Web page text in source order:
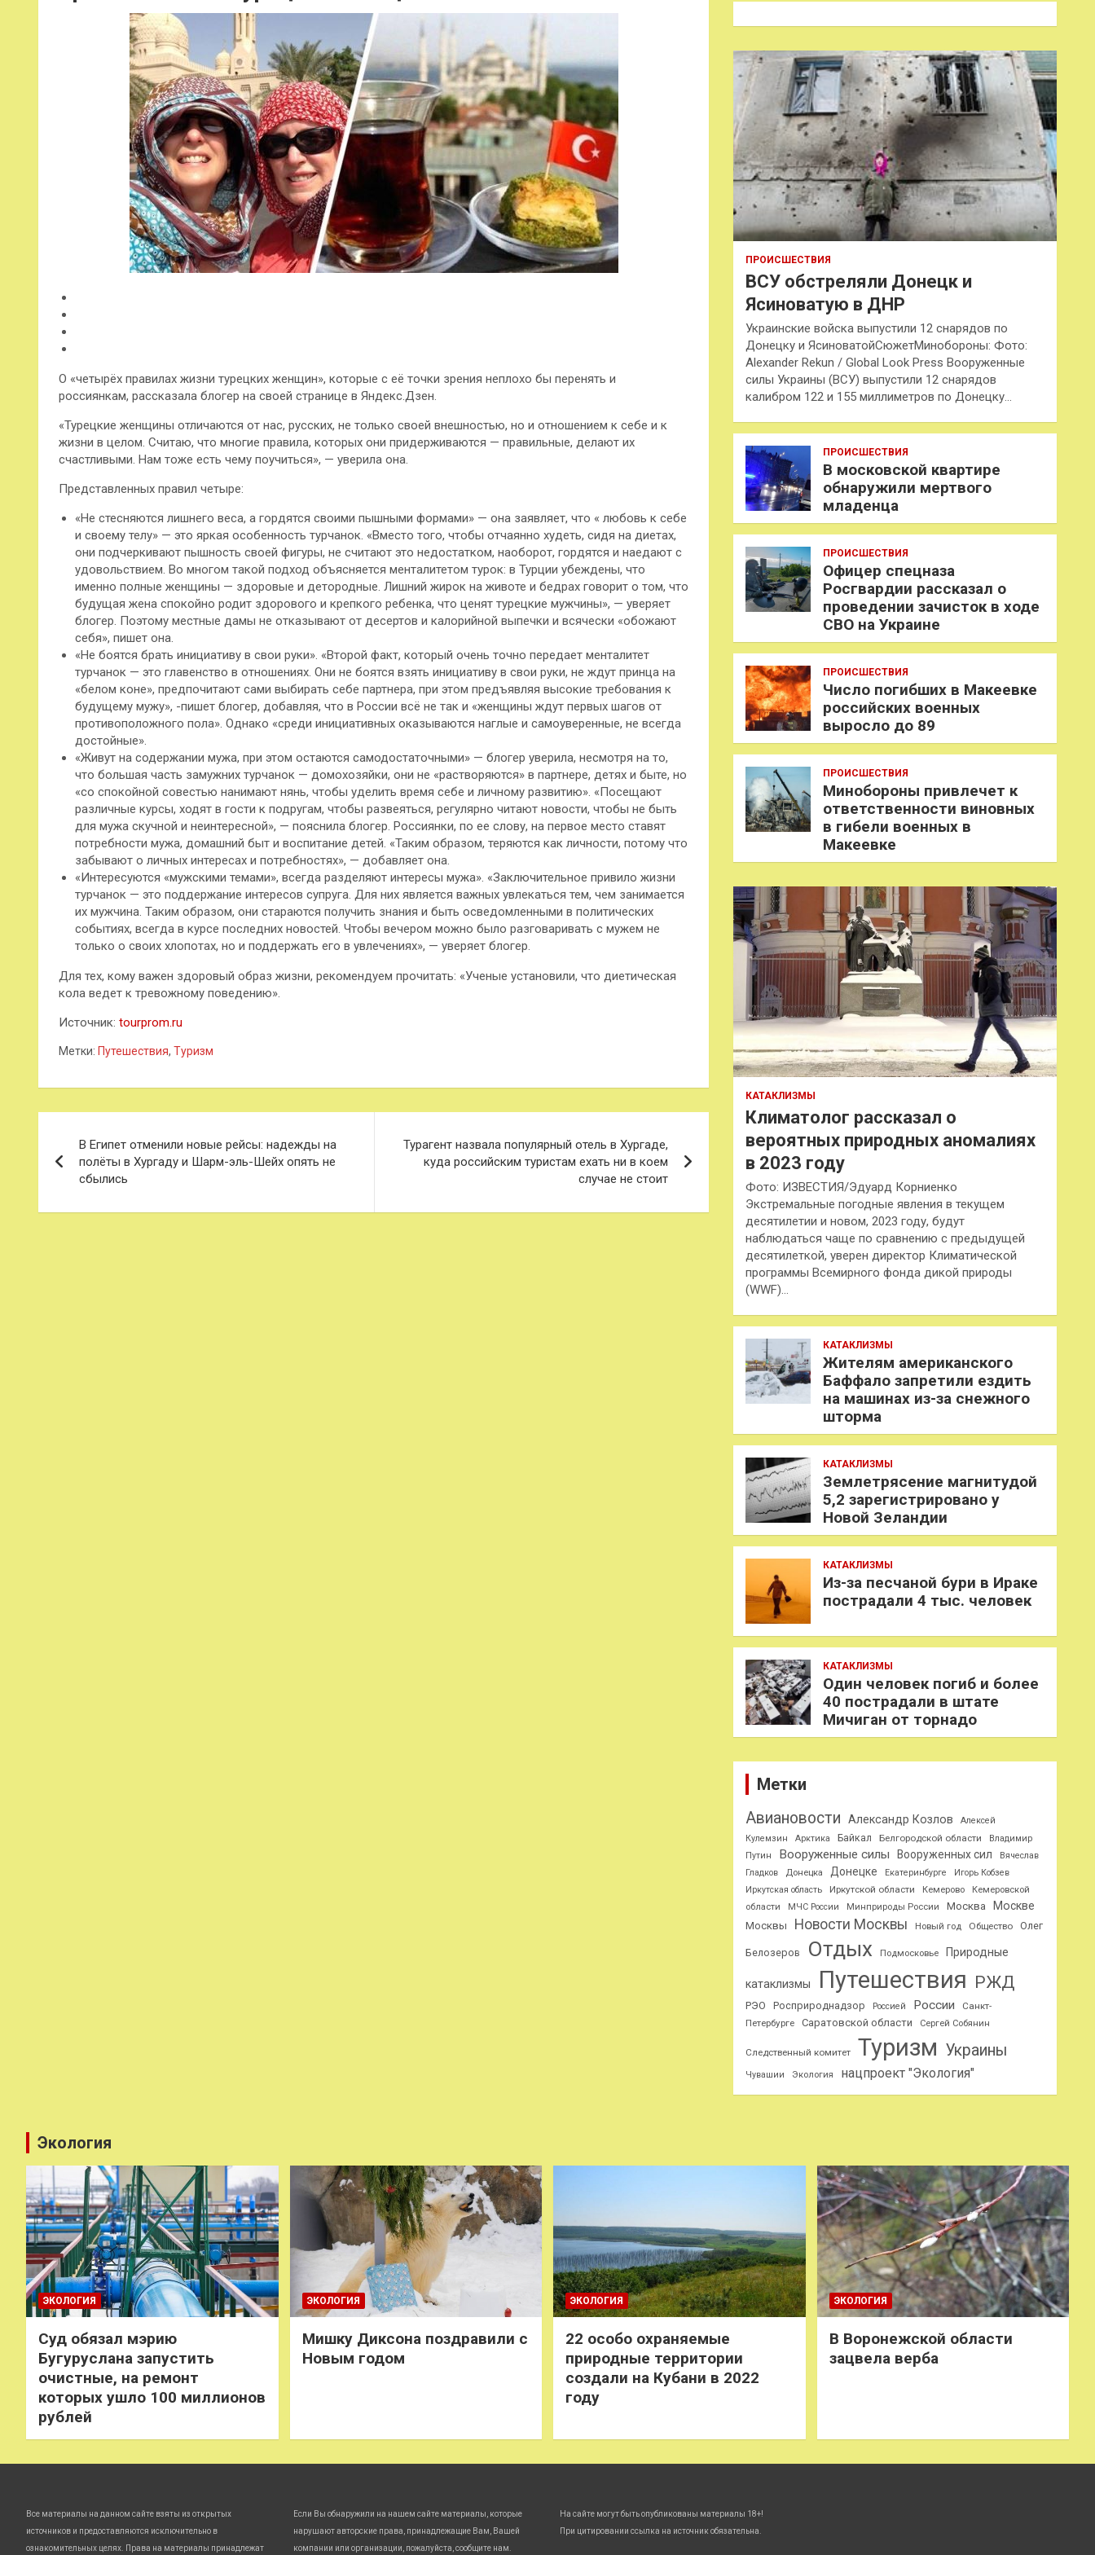
О «четырёх правилах жизни турецких женщин», которые с её точки зрения неплохо бы перенять и
россиянкам, рассказала блогер на своей странице в Яндекс.Дзен.
«Турецкие женщины отличаются от нас, русских, не только своей внешностью, но и отношением к себе и к
жизни в целом. Считаю, что многие правила, которых они придерживаются — правильные, делают их
счастливыми. Нам тоже есть чему поучиться», — уверила она.
Представленных правил четыре:
«Не стесняются лишнего веса, а гордятся своими пышными формами» — она заявляет, что « любовь к себе
и своему телу» — это яркая особенность турчанок. «Вместо того, чтобы отчаянно худеть, сидя на диетах,
они подчеркивают пышность своей фигуры, не считают это недостатком, наоборот, гордятся и наедают с
удовольствием. Во многом такой подход объясняется менталитетом турок: в Турции убеждены, что
именно полные женщины — здоровые и детородные. Лишний жирок на животе и бедрах говорит о том, что
будущая жена спокойно родит здорового и крепкого ребенка, что ценят турецкие мужчины», — уверяет
блогер. Поэтому местные дамы не отказывают от десертов и калорийной выпечки и всячески «обожают
себя», пишет она.
«Не боятся брать инициативу в свои руки». «Второй факт, который очень точно передает менталитет
турчанок — это главенство в отношениях. Они не боятся взять инициативу в свои руки, не ждут принца на
«белом коне», предпочитают сами выбирать себе партнера, при этом предъявляя высокие требования к
будущему мужу», -пишет блогер, добавляя, что в России всё не так и «женщины ждут первых шагов от
противоположного пола». Однако «среди инициативных оказываются наглые и самоуверенные, не всегда
достойные».
«Живут на содержании мужа, при этом остаются самодостаточными» — блогер уверила, несмотря на то,
что большая часть замужних турчанок — домохозяйки, они не «растворяются» в партнере, детях и быте, но
«со спокойной совестью нанимают нянь, чтобы уделить время себе и личному развитию». «Посещают
различные курсы, ходят в гости к подругам, чтобы развеяться, регулярно читают новости, чтобы не быть
для мужа скучной и неинтересной», — пояснила блогер. Россиянки, по ее слову, на первое место ставят
потребности мужа, домашний быт и воспитание детей. «Таким образом, теряются как личности, потому что
забывают о личных интересах и потребностях», — добавляет она.
«Интересуются «мужскими темами», всегда разделяют интересы мужа». «Заключительное привило жизни
турчанок — это поддержание интересов супруга. Для них является важных увлекаться тем, чем занимается
их мужчина. Таким образом, они стараются получить знания и быть осведомленными в политических
событиях, всегда в курсе последних новостей. Чтобы вечером можно было разговаривать с мужем не
только о своих хлопотах, но и поддержать его в увлечениях», — уверяет блогер.
Для тех, кому важен здоровый образ жизни, рекомендуем прочитать: «Ученые установили, что диетическая
кола ведет к тревожному поведению».
Источник: tourprom.ru
Метки: Путешествия, Туризм
по
В Египет отменили новые рейсы: надежды на
полёты в Хургаду и Шарм-эль-Шейх опять не
сбылись
Турагент назвала популярный отель в Хургаде,
куда российским туристам ехать ни в коем
случае не стоит
к
ПРОИСШЕСТВИЯ
ВСУ обстреляли Донецк и
Ясиноватую в ДНР
Украинские войска выпустили 12 снарядов по
Донецку и ЯсиноватойСюжетМинобороны: Фото:
Alexander Rekun / Global Look Press Вооруженные
силы Украины (ВСУ) выпустили 12 снарядов
калибром 122 и 155 миллиметров по Донецку…
ПРОИСШЕСТВИЯ
В московской квартире
обнаружили мертвого
младенца
ПРОИСШЕСТВИЯ
Офицер спецназа
Росгвардии рассказал о
проведении зачисток в ходе
СВО на Украине
ПРОИСШЕСТВИЯ
Число погибших в Макеевке
российских военных
выросло до 89
ПРОИСШЕСТВИЯ
Минобороны привлечет к
ответственности виновных
в гибели военных в
Макеевке
КАТАКЛИЗМЫ
Климатолог рассказал о
вероятных природных аномалиях
в 2023 году
Фото: ИЗВЕСТИЯ/Эдуард Корниенко
Экстремальные погодные явления в текущем
десятилетии и новом, 2023 году, будут
наблюдаться чаще по сравнению с предыдущей
десятилеткой, уверен директор Климатической
программы Всемирного фонда дикой природы
(WWF)…
КАТАКЛИЗМЫ
Жителям американского
Баффало запретили ездить
на машинах из-за снежного
шторма
КАТАКЛИЗМЫ
Землетрясение магнитудой
5,2 зарегистрировано у
Новой Зеландии
КАТАКЛИЗМЫ
Из-за песчаной бури в Ираке
пострадали 4 тыс. человек
КАТАКЛИЗМЫ
Один человек погиб и более
40 пострадали в штате
Мичиган от торнадо
Метки
Авиановости Александр Козлов
Алексей
Кулемзин
Арктика Байкал Белгородской области
Владимир
Путин
Вооруженные силы Вооруженных сил
Вячеслав
Гладков
Донецка Донецке Екатеринбурге
Игорь Кобзев
Иркутская область
Иркутской области Кемерово
Кемеровской
области
МЧС России Минприроды России Москва Москве
Москвы Новости Москвы Новый год Общество Олег
Белозеров Отдых Подмосковье Природные
катаклизмы Путешествия РЖД
РЭО Росприроднадзор Россией России
Санкт-
Петербурге
Саратовской области Сергей Собянин
Следственный комитет Туризм Украины
Чувашии Экология нацпроект "Экология"
Экология
ЭКОЛОГИЯ
Суд обязал мэрию
Бугуруслана запустить
очистные, на ремонт
которых ушло 100 миллионов
рублей
ЭКОЛОГИЯ
Мишку Диксона поздравили с
Новым годом
ЭКОЛОГИЯ
22 особо охраняемые
природные территории
создали на Кубани в 2022
году
ЭКОЛОГИЯ
В Воронежской области
зацвела верба
Все материалы на данном сайте взяты из открытых
источников и предоставляются исключительно в
ознакомительных целях. Права на материалы принадлежат
Если Вы обнаружили на нашем сайте материалы, которые
нарушают авторские права, принадлежащие Вам, Вашей
компании или организации, пожалуйста, сообщите нам.
На сайте могут быть опубликованы материалы 18+!
При цитировании ссылка на источник обязательна.